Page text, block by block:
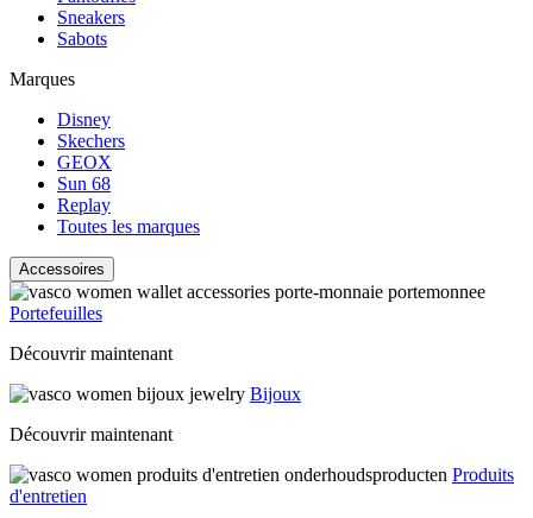
Sneakers
Sabots
Marques
Disney
Skechers
GEOX
Sun 68
Replay
Toutes les marques
Accessoires
Portefeuilles
Découvrir maintenant
Bijoux
Découvrir maintenant
Produits
d'entretien